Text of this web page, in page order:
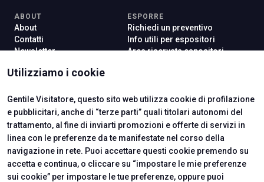
Utilizziamo i cookie
Gentile Visitatore, questo sito web utilizza cookie di profilazione
e pubblicitari, anche di “terze parti” quali titolari autonomi del
trattamento, al fine di inviarti promozioni e offerte di servizi in
linea con le preferenze da te manifestate nel corso della
navigazione in rete. Puoi accettare questi cookie premendo su
accetta e continua, o cliccare su “impostare le mie preferenze
sui cookie” per impostare le tue preferenze, oppure puoi
ABOUT
About
Contatti
Newsletter
ESPORRE
Richiedi un preventivo
Info utili per espositori
Area riservata espositori
Perché visitare
Area riservata visitatori
ISTITUTI CERTIFICATORI